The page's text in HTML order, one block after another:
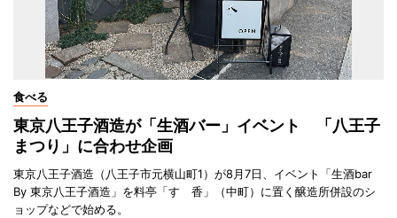
食べる
東京八王子酒造が「生酒バー」イベント 「八王子
まつり」に合わせ企画
東京八王子酒造（八王子市元横山町1）が8月7日、イベント「生酒bar
By 東京八王子酒造」を料亭「すゞ香」（中町）に置く醸造所併設のシ
ョップなどで始める。